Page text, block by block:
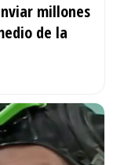
millones
de la